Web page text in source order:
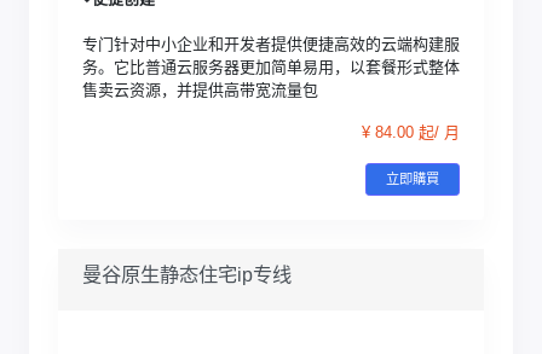
专门针对中小企业和开发者提供便捷高效的云端构建服
务。它比普通云服务器更加简单易用，以套餐形式整体
售卖云资源，并提供高带宽流量包
¥ 84.00 起/ 月
立即購買
曼谷原生静态住宅ip专线